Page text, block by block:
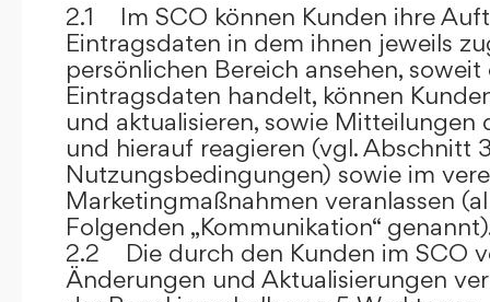
2.1 Im SCO können Kunden ihre
Eintragsdaten in dem ihnen jeweils
persönlichen Bereich ansehen,
Eintragsdaten handelt, können
und aktualisieren, sowie Mitteilungen
und hierauf reagieren (vgl. Abschnitt
Nutzungsbedingungen) sowie im
Marketingmaßnahmen veranlassen
Folgenden „Kommunikation“
2.2 Die durch den Kunden im SCO
Änderungen und Aktualisierungen